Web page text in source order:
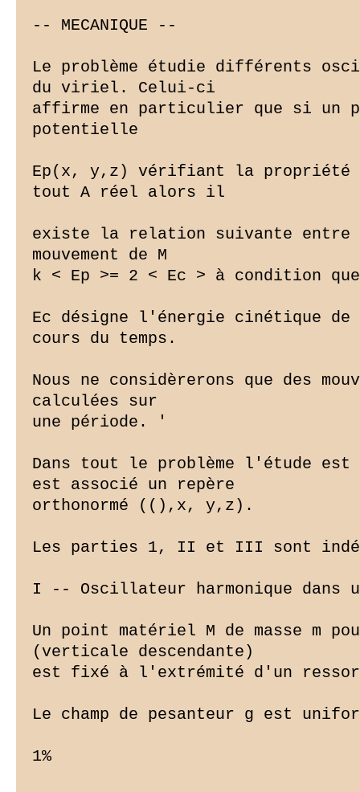
-- MECANIQUE --
Le problème étudie différents
du viriel. Celui-ci
affirme en particulier que si un
potentielle
Ep(x, y,z) vérifiant la propriété
tout A réel alors il
existe la relation suivante entre
mouvement de M
k < Ep >= 2 < Ec > à condition
Ec désigne l'énergie cinétique
cours du temps.
Nous ne considèrerons que des
calculées sur
une période. '
Dans tout le problème l'étude
est associé un repère
orthonormé ((),x, y,z).
Les parties 1, II et III sont
I -- Oscillateur harmonique dans
Un point matériel M de masse m
(verticale descendante)
est fixé à l'extrémité d'un
Le champ de pesanteur g est
1%